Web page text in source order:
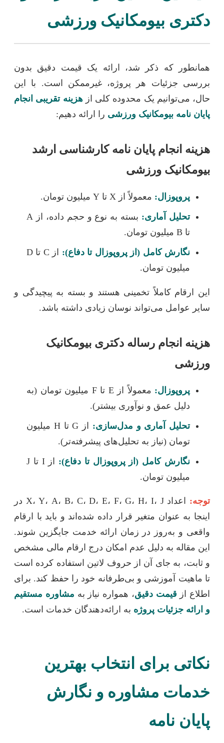
دکتری بیومکانیک ورزشی
همانطور که ذکر شد، ارائه یک قیمت دقیق بدون
بررسی جزئیات هر پروژه، غیرممکن است. با این
حال، می‌توانیم یک محدوده کلی از هزینه تقریبی انجام
پایان نامه بیومکانیک ورزشی را ارائه دهیم:
هزینه انجام پایان نامه کارشناسی ارشد
بیومکانیک ورزشی
پروپوزال: معمولاً از X تا Y میلیون تومان.
تحلیل آماری:
بسته به نوع و حجم داده، از A
تا B میلیون تومان.
نگارش کامل (از پروپوزال تا دفاع):
از C تا D
میلیون تومان.
این ارقام کاملاً تخمینی هستند و بسته به پیچیدگی و
سایر عوامل می‌تواند نوسان زیادی داشته باشد.
هزینه انجام رساله دکتری بیومکانیک
ورزشی
پروپوزال:
معمولاً از E تا F میلیون تومان (به
دلیل عمق و نوآوری بیشتر).
تحلیل آماری و مدل‌سازی:
از G تا H میلیون
تومان (نیاز به تحلیل‌های پیشرفته‌تر).
نگارش کامل (از پروپوزال تا دفاع):
از I تا J
میلیون تومان.
توجه:
اعداد X، Y، A، B، C، D، E، F، G، H، I، J در
اینجا به عنوان متغیر قرار داده شده‌اند و باید با ارقام
واقعی و به‌روز در زمان ارائه خدمت جایگزین شوند.
این مقاله به دلیل عدم امکان درج ارقام مالی مشخص
و ثابت، به جای آن از حروف لاتین استفاده کرده است
تا ماهیت آموزشی و بی‌طرفانه خود را حفظ کند. برای
اطلاع از قیمت دقیق، همواره نیاز به مشاوره مستقیم
و ارائه جزئیات پروژه به ارائه‌دهندگان خدمات است.
نکاتی برای انتخاب بهترین
خدمات مشاوره و نگارش
پایان نامه